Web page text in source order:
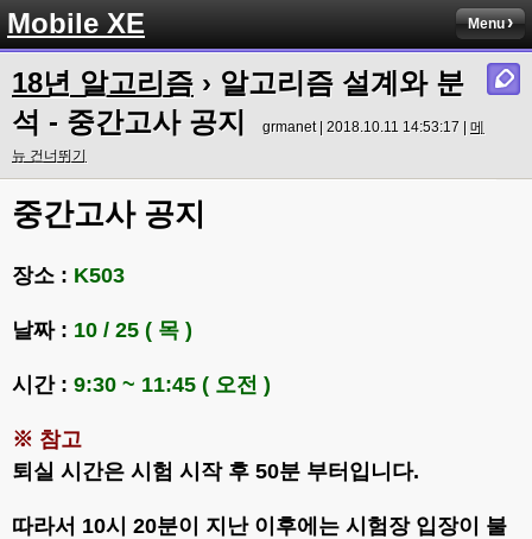
Mobile XE Menu
18년 알고리즘 › 알고리즘 설계와 분
석 - 중간고사 공지
grmanet | 2018.10.11 14:53:17 | 메
뉴 건너뛰기
중간고사 공지
장소 : K503
날짜 : 10 / 25 ( 목 )
시간 : 9:30 ~ 11:45 ( 오전 )
※ 참고
퇴실 시간은 시험 시작 후 50분 부터입니다.
따라서 10시 20분이 지난 이후에는 시험장 입장이 불